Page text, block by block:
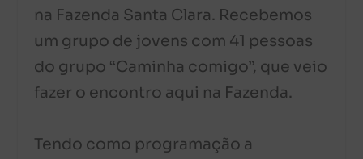
na Fazenda Santa Clara. Recebemos
um grupo de jovens com 41 pessoas
do grupo “Caminha comigo”, que veio
fazer o encontro aqui na Fazenda.
Tendo como programação a